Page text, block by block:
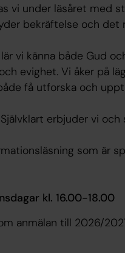
vi under läsåret med
bekräftelse och
vi känna både Gud
evighet. Vi åker på
få utforska och
erbjuder vi
som är
kl. 16.00-18.00
anmälan till 2026/